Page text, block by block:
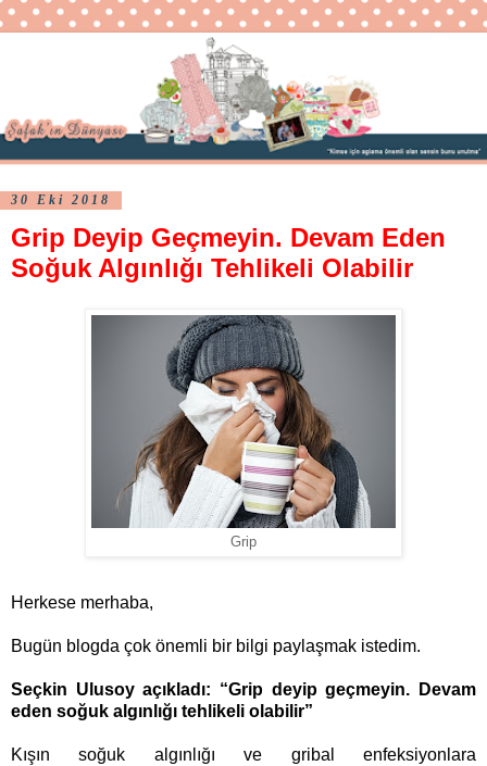
30 Eki 2018
Grip Deyip Geçmeyin. Devam Eden
Soğuk Algınlığı Tehlikeli Olabilir
Grip
Herkese merhaba,
Bugün blogda çok önemli bir bilgi paylaşmak istedim.
Seçkin Ulusoy açıkladı: “Grip deyip geçmeyin. Devam
eden soğuk algınlığı tehlikeli olabilir”
Kışın soğuk algınlığı ve gribal enfeksiyonlara